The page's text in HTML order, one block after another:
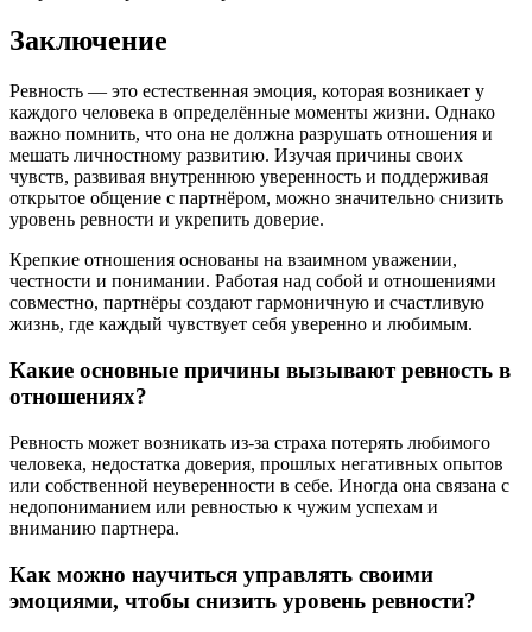
Заключение
Ревность — это естественная эмоция, которая возникает у
каждого человека в определённые моменты жизни. Однако
важно помнить, что она не должна разрушать отношения и
мешать личностному развитию. Изучая причины своих
чувств, развивая внутреннюю уверенность и поддерживая
открытое общение с партнёром, можно значительно снизить
уровень ревности и укрепить доверие.
Крепкие отношения основаны на взаимном уважении,
честности и понимании. Работая над собой и отношениями
совместно, партнёры создают гармоничную и счастливую
жизнь, где каждый чувствует себя уверенно и любимым.
Какие основные причины вызывают ревность в
отношениях?
Ревность может возникать из-за страха потерять любимого
человека, недостатка доверия, прошлых негативных опытов
или собственной неуверенности в себе. Иногда она связана с
недопониманием или ревностью к чужим успехам и
вниманию партнера.
Как можно научиться управлять своими
эмоциями, чтобы снизить уровень ревности?